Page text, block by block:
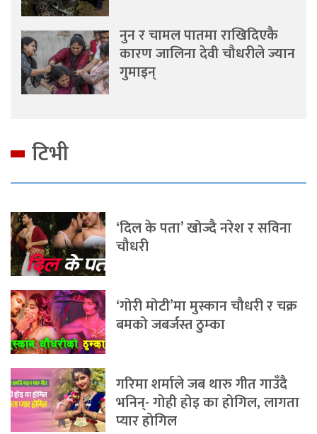
नुन र चामल पातमा राखिदिएकै
कारण जालिना देवी चौधरीले ज्यान
गुमाइन्
टिभी
‘दिल के पता’ खोज्दै नरेश र सविना
चौधरी
‘गोरी मोटी’मा मुस्कान चौधरी र चक्र
बमको जबर्जस्त ठुम्का
गरिमा शर्माले जब थारु गीत गाउँदै
भनिन्- गोही होइ का होगिल, लागता
प्यार होगिल